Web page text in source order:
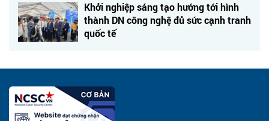
Khởi nghiệp sáng tạo hướng tới hình
thành DN công nghệ đủ sức cạnh tranh
quốc tế